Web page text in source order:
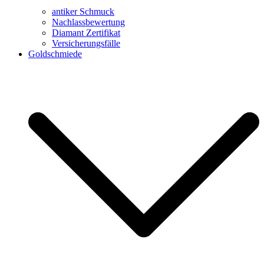
antiker Schmuck
Nachlassbewertung
Diamant Zertifikat
Versicherungsfälle
Goldschmiede